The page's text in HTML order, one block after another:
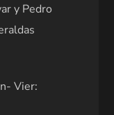
y Pedro
Vier: